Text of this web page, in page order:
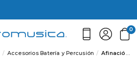
0
Accesorios Batería y Percusión Afinación